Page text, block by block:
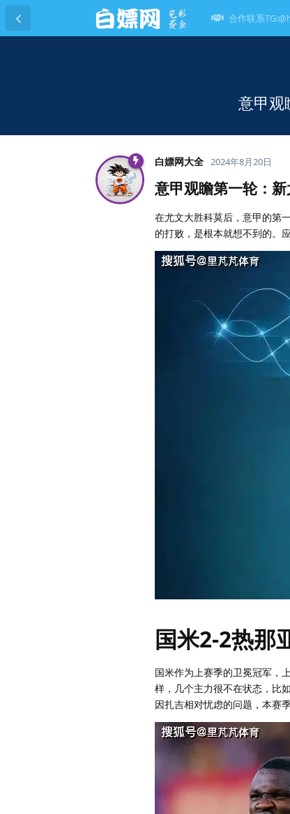
合作联系
意甲观
白嫖网大全 2024年8月20日
意甲观瞻第一轮：
在尤文大胜科莫后，意甲的第
的打败，是根本就想不到的。
国米2-2热那
国米作为上赛季的卫冕冠军，
样，几个主力很不在状态，比
因扎吉相对忧虑的问题，本赛